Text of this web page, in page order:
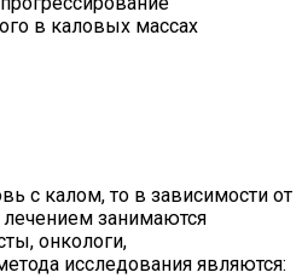
в каловых массах
с калом, то в зависимости от
занимаются
онкологи,
исследования являются: